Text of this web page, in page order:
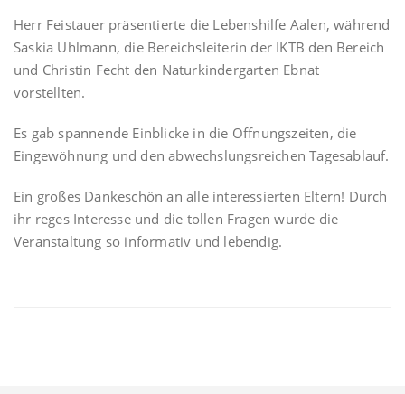
Herr Feistauer präsentierte die Lebenshilfe Aalen, während
Saskia Uhlmann, die Bereichsleiterin der IKTB den Bereich
und Christin Fecht den Naturkindergarten Ebnat
vorstellten.
Es gab spannende Einblicke in die Öffnungszeiten, die
Eingewöhnung und den abwechslungsreichen Tagesablauf.
Ein großes Dankeschön an alle interessierten Eltern! Durch
ihr reges Interesse und die tollen Fragen wurde die
Veranstaltung so informativ und lebendig.